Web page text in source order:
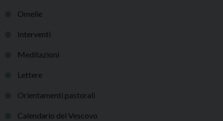
Omelie
Interventi
Meditazioni
Lettere
Orientamenti pastorali
Calendario del Vescovo